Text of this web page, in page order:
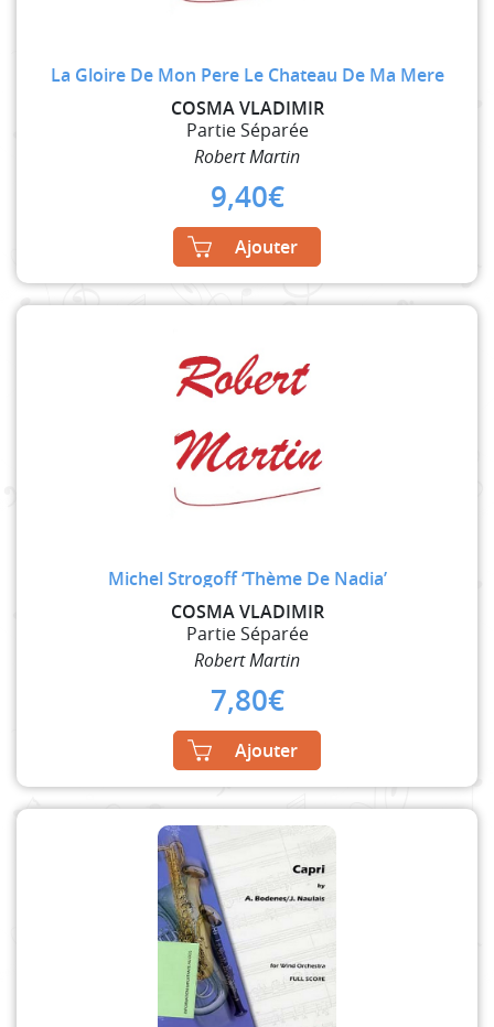
La Gloire De Mon Pere Le Chateau De Ma Mere
COSMA VLADIMIR
Partie Séparée
Robert Martin
9,40€
Ajouter
Michel Strogoff ‘Thème De Nadia’
COSMA VLADIMIR
Partie Séparée
Robert Martin
7,80€
Ajouter